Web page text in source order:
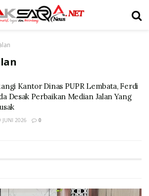
Kantor Dinas PUPR Lembata, Ferdi
Desak Perbaikan Median Jalan Yang
JUNI 2026 0